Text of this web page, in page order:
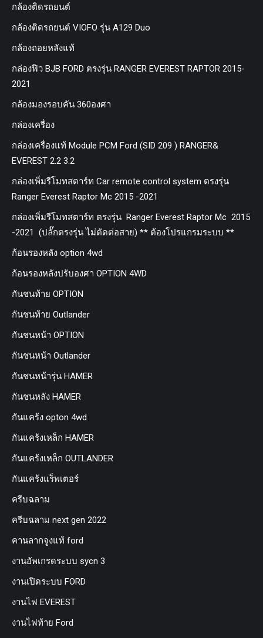
กล้องติดรถยนต์
กล้องติดรถยนต์ VIOFO รุ่น A129 Duo
กล้องถอยหลังแท้
กล่องฟิว BJB FORD ตรงรุ่น RANGER EVEREST RAPTOR 2015-
2021
กล้องมองรอบคัน 360องศา
กล่องเครื่อง
กล่องเครื่องแท้ Module PCM Ford (SID 209 ) RANGER&
EVEREST 2.2 3.2
กล่องเพิ่มรีโมทสตาร์ท Car remote control system ตรงรุ่น
Ranger Everest Raptor Mc 2015 -2021
กล่องเพิ่มรีโมทสตาร์ท ตรงรุ่น Ranger Everest Raptor Mc 2015
-2021 (ปลั๊กตรงรุ่น ไม่ตัดต่อสาย) ** ต้องโปรแกรมระบบ **
ก้อนรองหลัง option 4wd
ก้อนรองหลังปรับองศา OPTION 4WD
กันชนท้าย OPTION
กันชนท้าย Outlander
กันชนหน้า OPTION
กันชนหน้า Outlander
กันชนหน้ารุ่น HAMER
กันชนหลัง HAMER
กันแคร้ง opton 4wd
กันแคร้งเหล็ก HAMER
กันแคร้งเหล็ก OUTLANDER
กันแคร้งแร็พเตอร์
ครีบฉลาม
ครีบฉลาม next gen 2022
คานลากจูงแท้ ford
งานอัพเกรดระบบ sycn 3
งานเปิดระบบ FORD
งานไฟ EVEREST
งานไฟท้าย Ford